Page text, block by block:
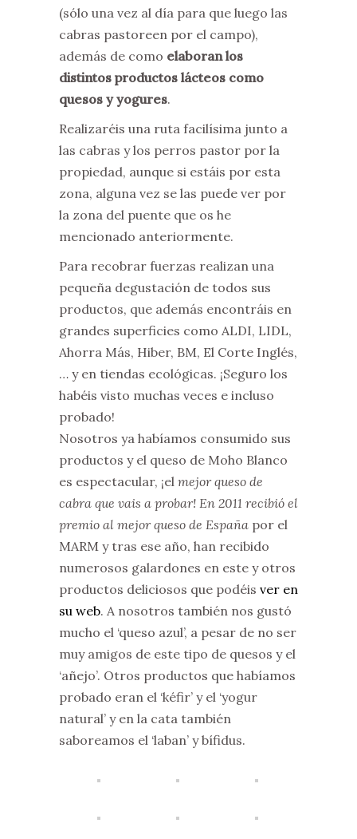
(sólo una vez al día para que luego las
cabras pastoreen por el campo),
además de como elaboran los
distintos productos lácteos como
quesos y yogures.
Realizaréis una ruta facilísima junto a
las cabras y los perros pastor por la
propiedad, aunque si estáis por esta
zona, alguna vez se las puede ver por
la zona del puente que os he
mencionado anteriormente.
Para recobrar fuerzas realizan una
pequeña degustación de todos sus
productos, que además encontráis en
grandes superficies como ALDI, LIDL,
Ahorra Más, Hiber, BM, El Corte Inglés,
… y en tiendas ecológicas. ¡Seguro los
habéis visto muchas veces e incluso
probado!
Nosotros ya habíamos consumido sus
productos y el queso de Moho Blanco
es espectacular, ¡el mejor queso de
cabra que vais a probar! En 2011 recibió el
premio al mejor queso de España por el
MARM y tras ese año, han recibido
numerosos galardones en este y otros
productos deliciosos que podéis ver en
su web. A nosotros también nos gustó
mucho el ‘queso azul’, a pesar de no ser
muy amigos de este tipo de quesos y el
‘añejo’. Otros productos que habíamos
probado eran el ‘kéfir’ y el ‘yogur
natural’ y en la cata también
saboreamos el ‘laban’ y bífidus.